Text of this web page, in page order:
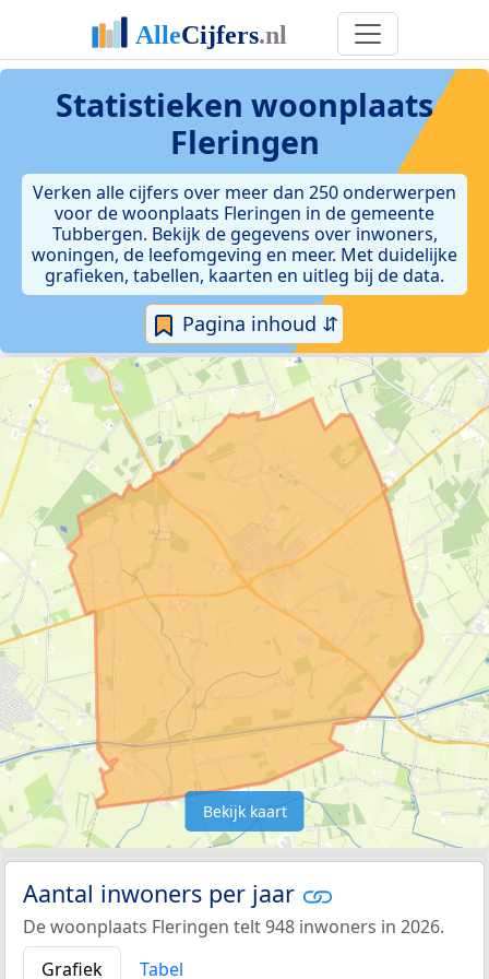
Statistieken woonplaats
Fleringen
Verken alle cijfers over meer dan 250 onderwerpen
voor de woonplaats Fleringen in de gemeente
Tubbergen. Bekijk de gegevens over inwoners,
woningen, de leefomgeving en meer. Met duidelijke
grafieken, tabellen, kaarten en uitleg bij de data.
Pagina inhoud ⇵
Bekijk kaart
Aantal inwoners per jaar
De woonplaats Fleringen telt 948 inwoners in 2026.
Grafiek
Tabel